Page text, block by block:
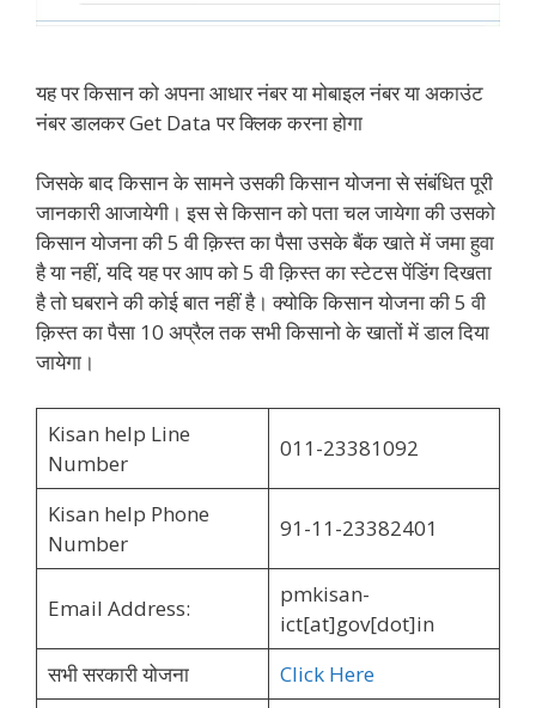
यह पर किसान को अपना आधार नंबर या मोबाइल नंबर या अकाउंट
नंबर डालकर Get Data पर क्लिक करना होगा
जिसके बाद किसान के सामने उसकी किसान योजना से संबंधित पूरी
जानकारी आजायेगी। इस से किसान को पता चल जायेगा की उसको
किसान योजना की 5 वी क़िस्त का पैसा उसके बैंक खाते में जमा हुवा
है या नहीं, यदि यह पर आप को 5 वी क़िस्त का स्टेटस पेंडिंग दिखता
है तो घबराने की कोई बात नहीं है। क्योकि किसान योजना की 5 वी
क़िस्त का पैसा 10 अप्रैल तक सभी किसानो के खातों में डाल दिया
जायेगा।
Kisan help Line
Number
011-23381092
Kisan help Phone
Number
91-11-23382401
Email Address:
pmkisan-
ict[at]gov[dot]in
सभी सरकारी योजना
Click Here